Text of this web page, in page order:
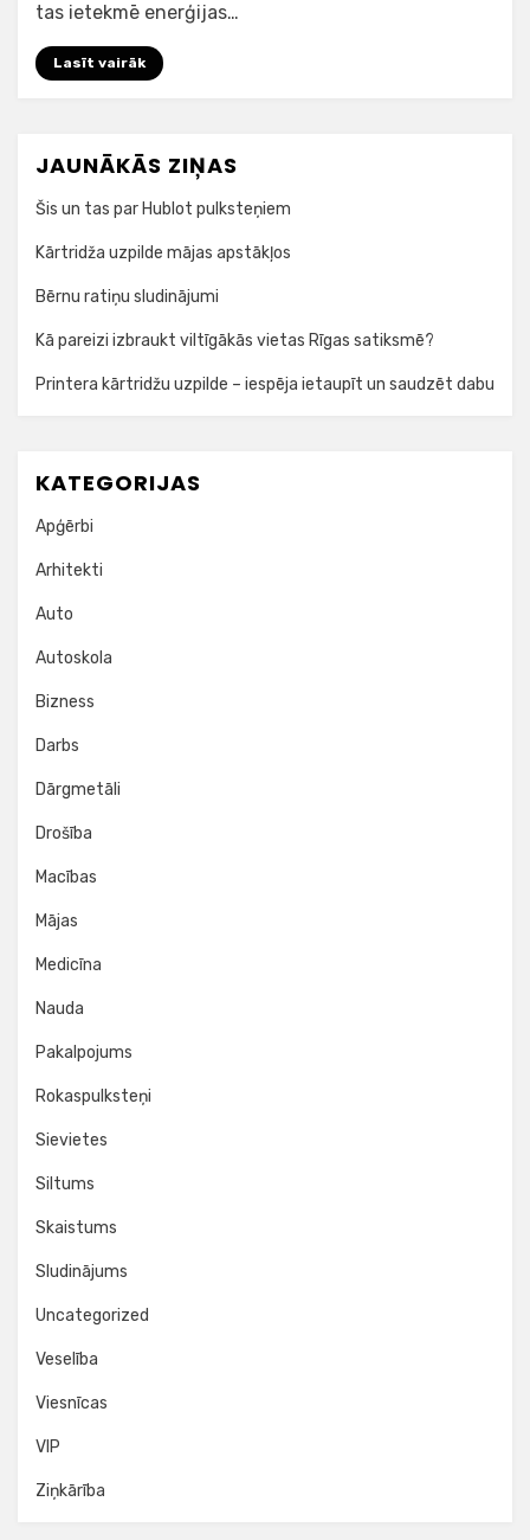
tas ietekmē enerģijas…
Lasīt vairāk
JAUNĀKĀS ZIŅAS
Šis un tas par Hublot pulksteņiem
Kārtridža uzpilde mājas apstākļos
Bērnu ratiņu sludinājumi
Kā pareizi izbraukt viltīgākās vietas Rīgas satiksmē?
Printera kārtridžu uzpilde – iespēja ietaupīt un saudzēt dabu
KATEGORIJAS
Apģērbi
Arhitekti
Auto
Autoskola
Bizness
Darbs
Dārgmetāli
Drošība
Macības
Mājas
Medicīna
Nauda
Pakalpojums
Rokaspulksteņi
Sievietes
Siltums
Skaistums
Sludinājums
Uncategorized
Veselība
Viesnīcas
VIP
Ziņkārība